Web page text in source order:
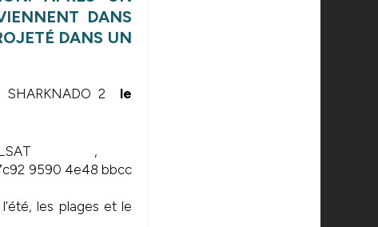
DANS
DANS UN
2
le
,
les plages et le